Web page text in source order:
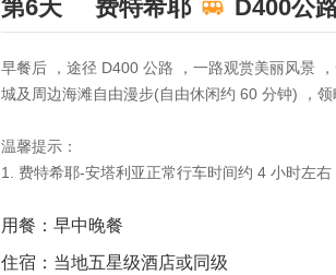
第6天 费特希耶 D400公
早餐后 ，途径 D400 公路 ，一路观赏美丽风景
城及周边海滩自由漫步(自由休闲约 60 分钟) ，
温馨提示：
1. 费特希耶-安塔利亚正常行车时间约 4 小时左右
用餐：早中晚餐
住宿：当地五星级酒店或同级